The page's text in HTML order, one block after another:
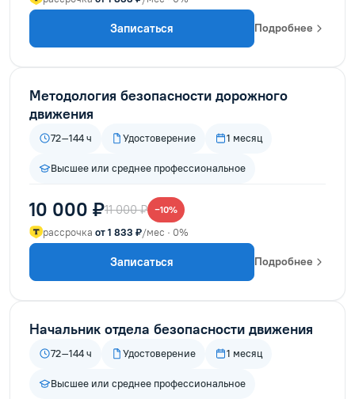
Записаться Подробнее
Методология безопасности дорожного
движения
72–144 ч Удостоверение 1 месяц
Высшее или среднее профессиональное
10 000 ₽11 000 ₽ −10%
рассрочка от 1 833 ₽/мес · 0%
Записаться Подробнее
Начальник отдела безопасности движения
72–144 ч Удостоверение 1 месяц
Высшее или среднее профессиональное